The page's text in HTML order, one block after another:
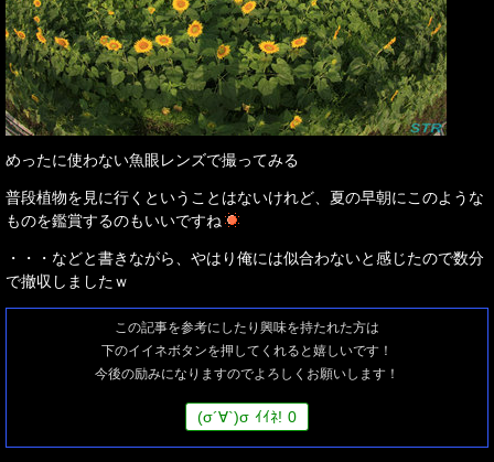
めったに使わない魚眼レンズで撮ってみる
普段植物を見に行くということはないけれど、夏の早朝にこのような
ものを鑑賞するのもいいですね
・・・などと書きながら、やはり俺には似合わないと感じたので数分
で撤収しましたｗ
この記事を参考にしたり興味を持たれた方は
下のイイネボタンを押してくれると嬉しいです！
今後の励みになりますのでよろしくお願いします！
(σ´∀`)σ ｲｲﾈ! 0